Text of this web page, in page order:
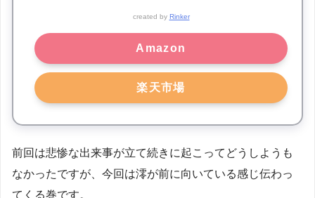
created by Rinker
Amazon
楽天市場
前回は悲惨な出来事が立て続きに起こってどうしようも
なかったですが、今回は澪が前に向いている感じ伝わっ
てくる巻です。